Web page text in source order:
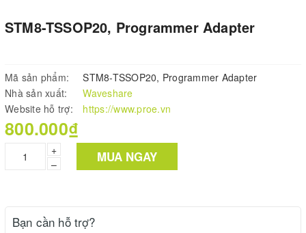
STM8-TSSOP20, Programmer Adapter
Mã sản phẩm:
STM8-TSSOP20, Programmer Adapter
Nhà sản xuất:
Waveshare
Website hỗ trợ:
https://www.proe.vn
800.000₫
+
–
MUA NGAY
Bạn cần hỗ trợ?